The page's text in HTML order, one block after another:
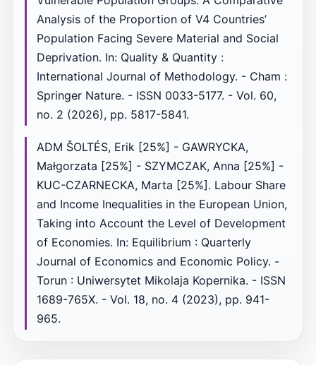
Analysis of the Proportion of V4 Countries’
Population Facing Severe Material and Social
Deprivation. In: Quality & Quantity :
International Journal of Methodology. - Cham :
Springer Nature. - ISSN 0033-5177. - Vol. 60,
no. 2 (2026), pp. 5817-5841.
ADM ŠOLTÉS, Erik [25%] - GAWRYCKA,
Małgorzata [25%] - SZYMCZAK, Anna [25%] -
KUC-CZARNECKA, Marta [25%]. Labour Share
and Income Inequalities in the European Union,
Taking into Account the Level of Development
of Economies. In: Equilibrium : Quarterly
Journal of Economics and Economic Policy. -
Torun : Uniwersytet Mikolaja Kopernika. - ISSN
1689-765X. - Vol. 18, no. 4 (2023), pp. 941-
965.